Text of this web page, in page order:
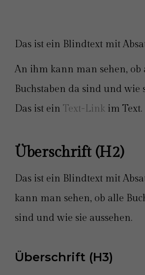
Das ist ein Blindtext mit
An ihm kann man sehen, ob
Buchstaben da sind und wie
Das ist ein Text-Link im Text.
Überschrift (H2)
Das ist ein Blindtext mit
kann man sehen, ob alle
sind und wie sie aussehen.
Überschrift (H3)